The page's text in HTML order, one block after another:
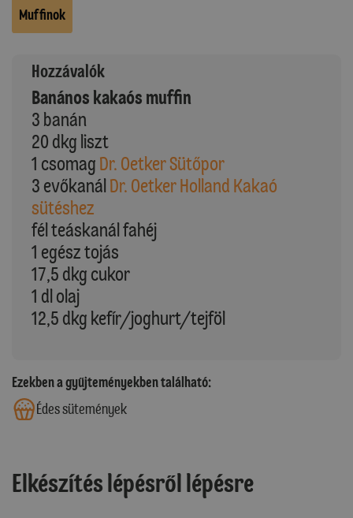
Muffinok
Hozzávalók
Banános kakaós muffin
3 banán
20 dkg liszt
1 csomag Dr. Oetker Sütőpor
3 evőkanálDr. Oetker Holland Kakaó
sütéshez
fél teáskanál fahéj
1 egész tojás
17,5 dkg cukor
1 dl olaj
12,5 dkg kefír/joghurt/tejföl
Ezekben a gyűjteményekben található:
Édes sütemények
Elkészítés lépésről lépésre